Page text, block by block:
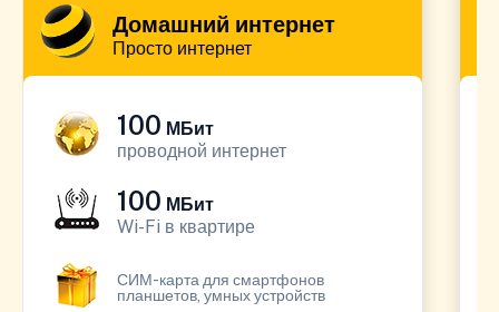
Домашний интернет
Просто интернет
100 МБит
проводной интернет
100 МБит
Wi-Fi в квартире
СИМ-карта для смартфонов
планшетов, умных устройств